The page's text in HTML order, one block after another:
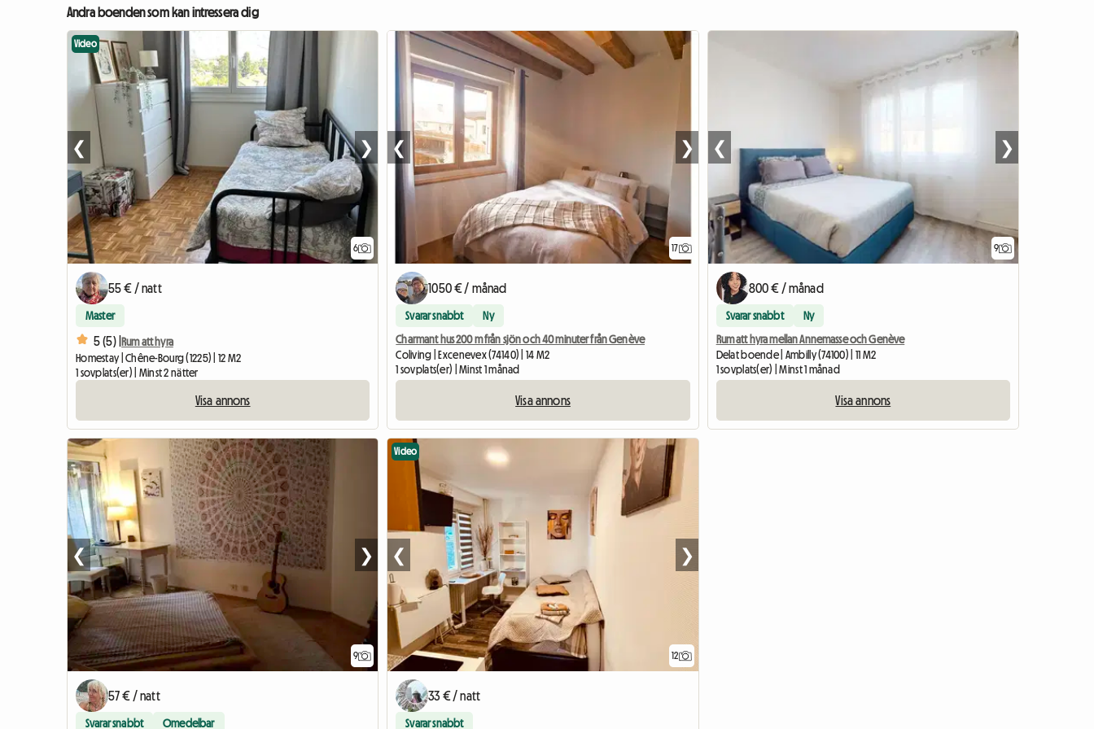
Andra boenden som kan intressera dig
6
Video
❮ ❯
55 € / natt
Master
5 (5) |Rum att hyra
Homestay | Chêne-Bourg (1225) | 12 M2
1 sovplats(er) | Minst 2 nätter
Visa annons
17
❮ ❯
1050 € / månad
Svarar snabbt Ny
Charmant hus 200 m från sjön och 40 minuter från Genève
Coliving | Excenevex (74140) | 14 M2
1 sovplats(er) | Minst 1 månad
Visa annons
9
❮ ❯
800 € / månad
Svarar snabbt Ny
Rum att hyra mellan Annemasse och Genève
Delat boende | Ambilly (74100) | 11 M2
1 sovplats(er) | Minst 1 månad
Visa annons
9
❮ ❯
57 € / natt
Svarar snabbt Omedelbar
12
Video
❮ ❯
33 € / natt
Svarar snabbt